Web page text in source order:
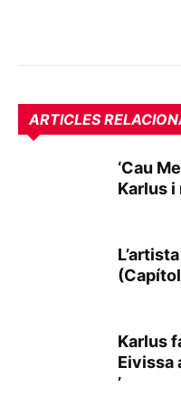
ARTICLES
‘Cau
Karlus i
(Capítol
Karlus
Eivissa
’